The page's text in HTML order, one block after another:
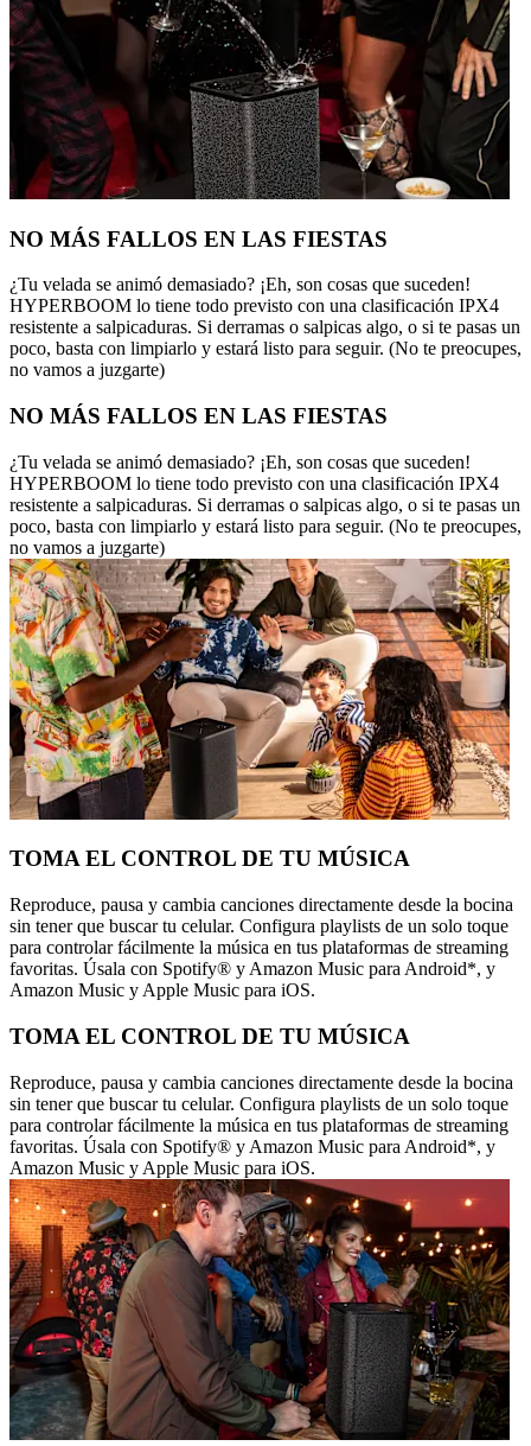
NO MÁS FALLOS EN LAS FIESTAS
¿Tu velada se animó demasiado? ¡Eh, son cosas que suceden!
HYPERBOOM lo tiene todo previsto con una clasificación IPX4
resistente a salpicaduras. Si derramas o salpicas algo, o si te pasas un
poco, basta con limpiarlo y estará listo para seguir. (No te preocupes,
no vamos a juzgarte)
NO MÁS FALLOS EN LAS FIESTAS
¿Tu velada se animó demasiado? ¡Eh, son cosas que suceden!
HYPERBOOM lo tiene todo previsto con una clasificación IPX4
resistente a salpicaduras. Si derramas o salpicas algo, o si te pasas un
poco, basta con limpiarlo y estará listo para seguir. (No te preocupes,
no vamos a juzgarte)
TOMA EL CONTROL DE TU MÚSICA
Reproduce, pausa y cambia canciones directamente desde la bocina
sin tener que buscar tu celular. Configura playlists de un solo toque
para controlar fácilmente la música en tus plataformas de streaming
favoritas. Úsala con Spotify® y Amazon Music para Android*, y
Amazon Music y Apple Music para iOS.
TOMA EL CONTROL DE TU MÚSICA
Reproduce, pausa y cambia canciones directamente desde la bocina
sin tener que buscar tu celular. Configura playlists de un solo toque
para controlar fácilmente la música en tus plataformas de streaming
favoritas. Úsala con Spotify® y Amazon Music para Android*, y
Amazon Music y Apple Music para iOS.